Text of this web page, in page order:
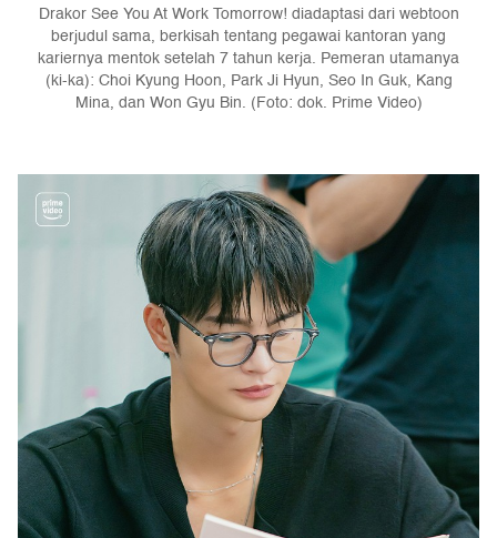
Drakor See You At Work Tomorrow! diadaptasi dari webtoon
berjudul sama, berkisah tentang pegawai kantoran yang
kariernya mentok setelah 7 tahun kerja. Pemeran utamanya
(ki-ka): Choi Kyung Hoon, Park Ji Hyun, Seo In Guk, Kang
Mina, dan Won Gyu Bin. (Foto: dok. Prime Video)